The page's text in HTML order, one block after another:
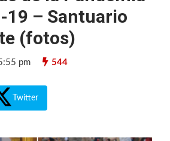
19 – Santuario
(fotos)
pm 544
Twitter